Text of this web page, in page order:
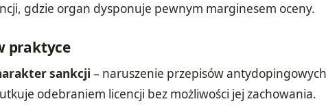
gdzie organ dysponuje pewnym marginesem oceny.
praktyce
sankcji – naruszenie przepisów
odebraniem licencji bez możliwości jej zachowania.